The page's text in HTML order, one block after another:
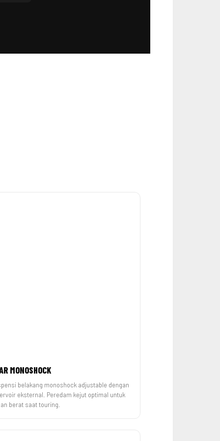
MONOSHOCK
belakang monoshock adjustable dengan
eksternal. Peredam kejut optimal untuk
berat saat touring.